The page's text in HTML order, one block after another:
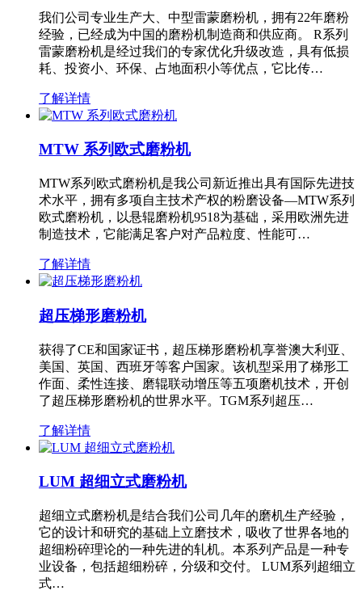
我们公司专业生产大、中型雷蒙磨粉机，拥有22年磨粉
经验，已经成为中国的磨粉机制造商和供应商。 R系列
雷蒙磨粉机是经过我们的专家优化升级改造，具有低损
耗、投资小、环保、占地面积小等优点，它比传…
了解详情
MTW 系列欧式磨粉机
MTW系列欧式磨粉机是我公司新近推出具有国际先进技
术水平，拥有多项自主技术产权的粉磨设备—MTW系列
欧式磨粉机，以悬辊磨粉机9518为基础，采用欧洲先进
制造技术，它能满足客户对产品粒度、性能可…
了解详情
超压梯形磨粉机
获得了CE和国家证书，超压梯形磨粉机享誉澳大利亚、
美国、英国、西班牙等客户国家。该机型采用了梯形工
作面、柔性连接、磨辊联动增压等五项磨机技术，开创
了超压梯形磨粉机的世界水平。TGM系列超压…
了解详情
LUM 超细立式磨粉机
超细立式磨粉机是结合我们公司几年的磨机生产经验，
它的设计和研究的基础上立磨技术，吸收了世界各地的
超细粉碎理论的一种先进的轧机。本系列产品是一种专
业设备，包括超细粉碎，分级和交付。 LUM系列超细立
式…